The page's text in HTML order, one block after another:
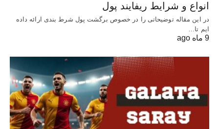
انواع و شرایط ریفایند پول
در این مقاله توضیحاتی را در خصوص برگشت پول شرط بندی ارائه داده
ایم تا…
9 ماه ago